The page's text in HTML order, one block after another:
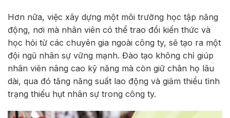
Hơn nữa, việc xây dựng một môi trường học tập năng
động, nơi mà nhân viên có thể trao đổi kiến thức và
học hỏi từ các chuyên gia ngoài công ty, sẽ tạo ra một
đội ngũ nhân sự vững mạnh. Đào tạo không chỉ giúp
nhân viên nâng cao kỹ năng mà còn giữ chân họ lâu
dài, qua đó tăng năng suất lao động và giảm thiểu tình
trạng thiếu hụt nhân sự trong công ty.